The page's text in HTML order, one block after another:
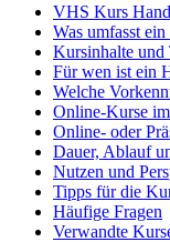
VHS Kurs
Was umfasst
Kursinhalte und
Für wen ist ein
Welche
Online-Kurse
Online- oder
Dauer, Ablauf
Nutzen und
Tipps für die
Häufige Fragen
Verwandte